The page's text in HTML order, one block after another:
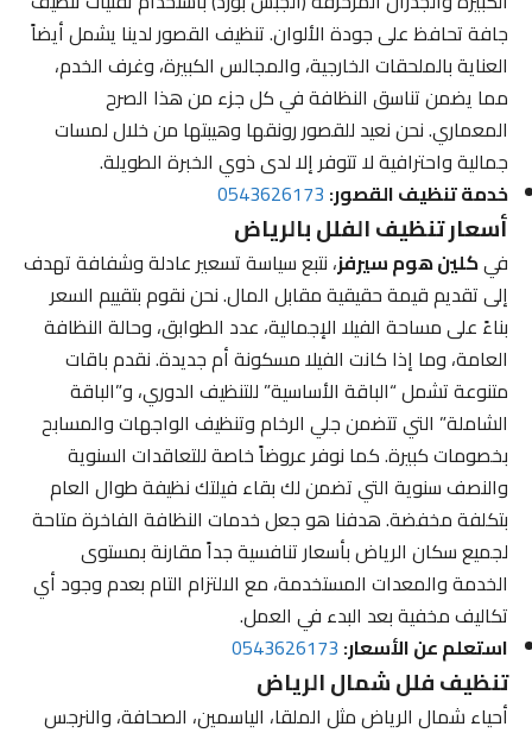
جافة تحافظ على جودة الألوان. تنظيف القصور لدينا يشمل أيضاً
العناية بالملحقات الخارجية، والمجالس الكبيرة، وغرف الخدم،
مما يضمن تناسق النظافة في كل جزء من هذا الصرح
المعماري. نحن نعيد للقصور رونقها وهيبتها من خلال لمسات
جمالية واحترافية لا تتوفر إلا لدى ذوي الخبرة الطويلة.
خدمة تنظيف القصور:0543626173
أسعار تنظيف الفلل بالرياض
فيكلين هوم سيرفز، نتبع سياسة تسعير عادلة وشفافة تهدف
إلى تقديم قيمة حقيقية مقابل المال. نحن نقوم بتقييم السعر
بناءً على مساحة الفيلا الإجمالية، عدد الطوابق، وحالة النظافة
العامة، وما إذا كانت الفيلا مسكونة أم جديدة. نقدم باقات
متنوعة تشمل “الباقة الأساسية” للتنظيف الدوري، و”الباقة
الشاملة” التي تتضمن جلي الرخام وتنظيف الواجهات والمسابح
بخصومات كبيرة. كما نوفر عروضاً خاصة للتعاقدات السنوية
والنصف سنوية التي تضمن لك بقاء فيلتك نظيفة طوال العام
بتكلفة مخفضة. هدفنا هو جعل خدمات النظافة الفاخرة متاحة
لجميع سكان الرياض بأسعار تنافسية جداً مقارنة بمستوى
الخدمة والمعدات المستخدمة، مع الالتزام التام بعدم وجود أي
تكاليف مخفية بعد البدء في العمل.
استعلم عن الأسعار:0543626173
تنظيف فلل شمال الرياض
أحياء شمال الرياض مثل الملقا، الياسمين، الصحافة، والنرجس